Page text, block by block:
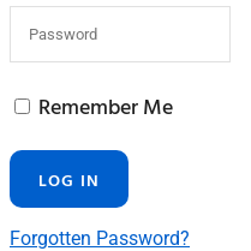
Remember Me
Forgotten Password?